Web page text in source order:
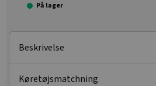
På lager
Beskrivelse
Køretøjsmatchning